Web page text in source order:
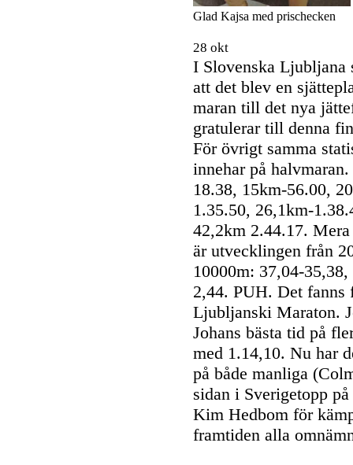
Glad Kajsa med prischecken
28 okt
I Slovenska Ljubljana
att det blev en
maran till det nya
gratulerar till denna
För övrigt samma
innehar på
18.38, 15km-56.00,
1.35.50, 26,1km-
42,2km 2.44.17.
är utvecklingen från
10000m: 37,04-
2,44. PUH. Det fanns
Ljubljanski Maraton.
Johans bästa tid på
med 1.14,10. Nu har
på både manliga
sidan i Sverigetopp
Kim Hedbom för
framtiden alla